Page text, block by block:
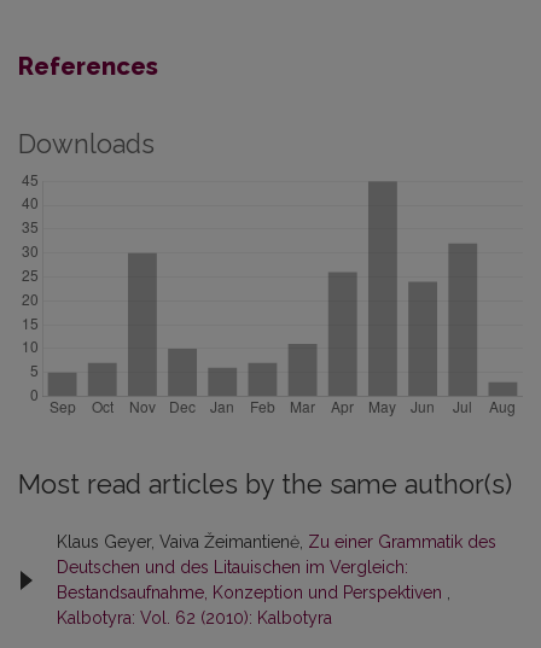
References
Downloads
Most read articles by the same author(s)
Klaus Geyer, Vaiva Žeimantienė, Zu einer Grammatik des
Deutschen und des Litauischen im Vergleich:
Bestandsaufnahme, Konzeption und Perspektiven
Kalbotyra: Vol. 62 (2010): Kalbotyra